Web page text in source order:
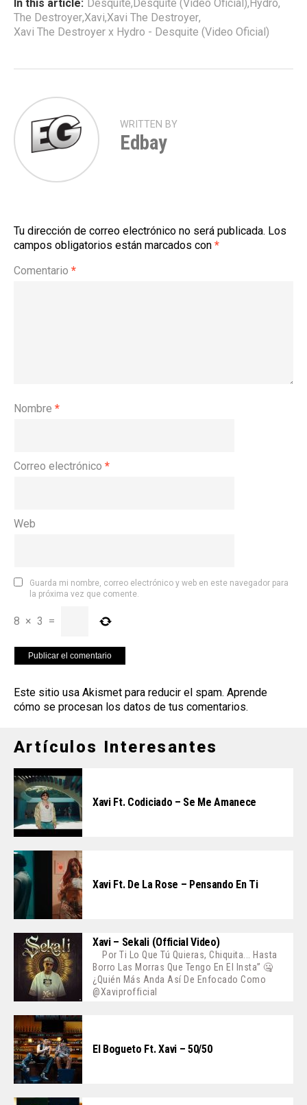
In this article: Desquite, Desquite (Video Oficial), Hydro,
The Destroyer,Xavi,Xavi The Destroyer,
Xavi The Destroyer x Hydro - Desquite (Video Oficial)
WRITTEN BY
Edbay
Tu dirección de correo electrónico no será publicada. Los
campos obligatorios están marcados con *
Comentario *
Nombre *
Correo electrónico *
Web
Guarda mi nombre, correo electrónico y web en este navegador para
la próxima vez que comente.
8 × 3 =
Este sitio usa Akismet para reducir el spam. Aprende
cómo se procesan los datos de tus comentarios.
Artículos Interesantes
Xavi Ft. Codiciado – Se Me Amanece
Xavi Ft. De La Rose – Pensando En Ti
Xavi – Sekali (Official Video)
Por Ti Lo Que Tú Quieras, Chiquita... Hasta
Borro Las Morras Que Tengo En El Insta” 🤐
¿Quién Más Anda Así De Enfocado Como
@xaviprofficial
El Bogueto Ft. Xavi – 50/50